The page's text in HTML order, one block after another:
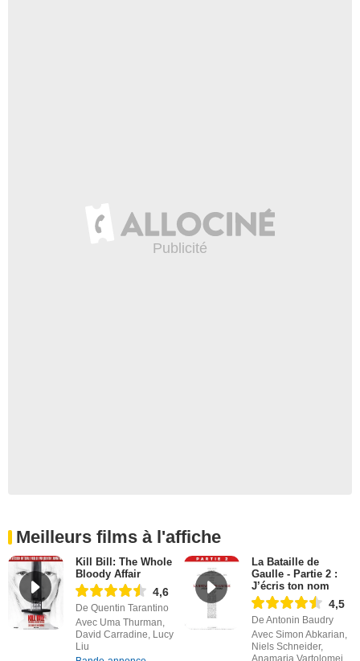
Meilleurs films à l'affiche
Kill Bill: The Whole
Bloody Affair
4,6
De Quentin Tarantino
Avec Uma Thurman,
David Carradine, Lucy
Liu
La Bataille de
Gaulle - Partie 2 :
J’écris ton nom
4,5
De Antonin Baudry
Avec Simon Abkarian,
Niels Schneider,
Anamaria Vartolomei